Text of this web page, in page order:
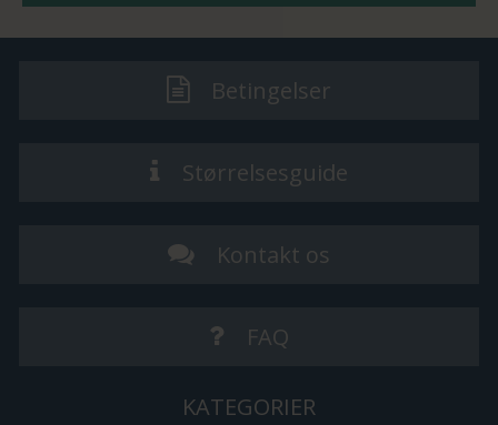
Betingelser
Størrelsesguide
Kontakt os
FAQ
KATEGORIER